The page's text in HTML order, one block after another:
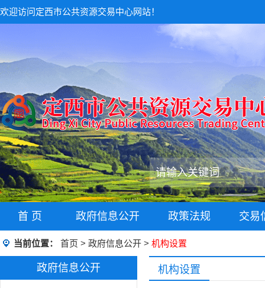
欢迎访问定西市公共资源交易中心网站！
首 页 政府信息公开 政策法规 交易
当前位置： 首页 > 政府信息公开 > 机构设置
政府信息公开 机构设置